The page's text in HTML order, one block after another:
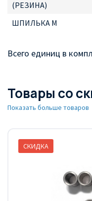
(РЕЗИНА)
ШПИЛЬКА М
Всего единиц в
Товары со
Показать больше товаров
СКИДКА